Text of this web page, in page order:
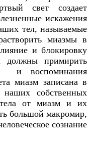
свет создает
искажения
тел, называемые
миазмы в
и блокировку
должны примирить
и воспоминания
миазм записана в
собственных
от миазм и их
большой макромир,
сознание